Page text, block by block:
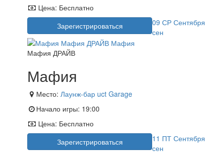
Цена: Бесплатно
Зарегистрироваться
09 СР Сентября
сен
Мафия ДРАЙВ
Мафия
Место: Лаунж-бар uct Garage
Начало игры: 19:00
Цена: Бесплатно
Зарегистрироваться
11 ПТ Сентября
сен